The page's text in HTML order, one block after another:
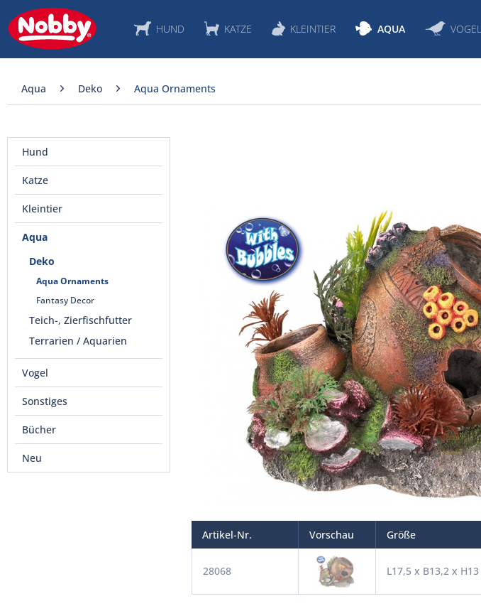
HUND KATZE KLEINTIER AQUA VOGEL
Aqua Deko Aqua Ornaments
Hund
Katze
Kleintier
Aqua
Deko
Aqua Ornaments
Fantasy Decor
Teich-, Zierfischfutter
Terrarien / Aquarien
Vogel
Sonstiges
Bücher
Neu
Artikel-Nr. Vorschau Größe
28068 L17,5 x B13,2 x